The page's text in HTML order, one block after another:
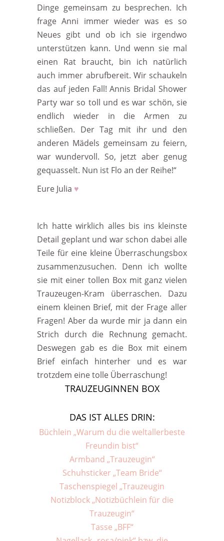
Dinge gemeinsam zu besprechen. Ich
frage Anni immer wieder was es so
Neues gibt und ob ich sie irgendwo
unterstützen kann. Und wenn sie mal
einen Rat braucht, bin ich natürlich
auch immer abrufbereit. Wir schaukeln
das auf jeden Fall! Annis Bridal Shower
Party war so toll und es war schön, sie
endlich wieder in die Armen zu
schließen. Der Tag mit ihr und den
anderen Mädels gemeinsam zu feiern,
war wundervoll. So, jetzt aber genug
gequasselt. Nun ist Flo an der Reihe!“
Eure Julia ♥
Ich hatte wirklich alles bis ins kleinste
Detail geplant und war schon dabei alle
Teile für eine kleine Überraschungsbox
zusammenzusuchen. Denn ich wollte
sie mit einer tollen Box mit ganz vielen
Trauzeugen-Kram überraschen. Dazu
einem kleinen Brief, mit der Frage aller
Fragen! Aber da wurde mir ja dann ein
Strich durch die Rechnung gemacht.
Deswegen gab es die Box mit einem
Brief einfach hinterher und es war
trotzdem eine tolle Überraschung!
TRAUZEUGINNEN BOX
DAS IST ALLES DRIN:
Büchlein „Warum du die weltallerbeste
Freundin bist“
Armband „Trauzeugin“
Schuhsticker „Team Bride“
Taschenspiegel „Trauzeugin
Notizblock „Notizbüchlein für die
Trauzeugin“
Tasse „BFF“